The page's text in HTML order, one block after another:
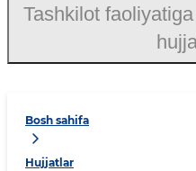
Bosh sahifa
Hujjatlar
Tashkilot